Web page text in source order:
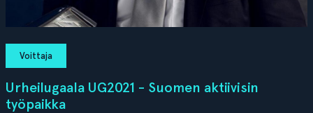
Voittaja
Urheilugaala UG2021 - Suomen aktiivisin
työpaikka